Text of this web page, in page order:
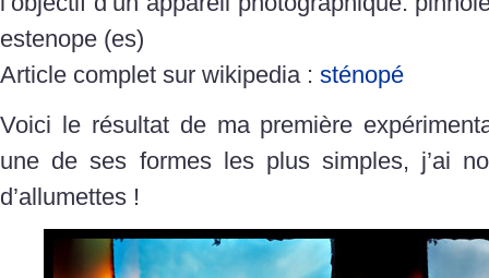
estenope (es)
Article complet sur wikipedia : sténopé
Voici le résultat de ma première
une de ses formes les plus simples, j’ai
d’allumettes !